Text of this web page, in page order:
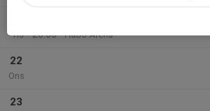
Tis
20:00
Habo Arena
22
Ons
23